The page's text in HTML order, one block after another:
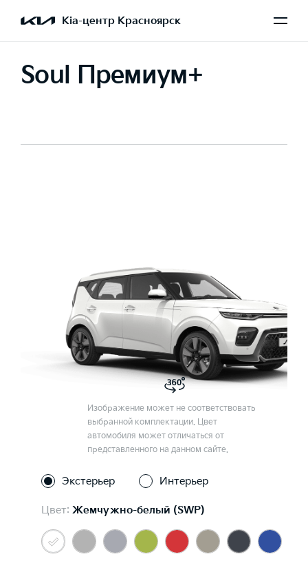
Kia-центр Красноярск
Soul Премиум+
Изображение может не соответствовать
выбранной комплектации. Цвет
автомобиля может отличаться от
представленного на данном сайте.
Экстерьер Интерьер
Цвет: Жемчужно-белый (SWP)